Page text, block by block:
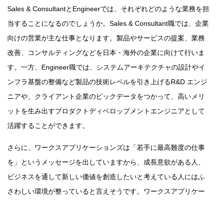
Sales & ConsultantとEngineerでは、それぞれどのような業務を担
当することになるのでしょうか。Sales & Consultant職では、企業
向けの営業が主な仕事となります。製品やサービスの提案、業務
改善、コンサルティングなどを日本・海外の企業に向けて行いま
す。一方、Engineer職では、システムアーキテクチャの設計やイ
ンフラ基盤の整備など製品の技術レベルを引き上げるR&D エンジ
ニアや、クライアント企業のビックデータをつかって、高いメリ
ットを生み出すプロダクトディベロップメントエンジニアとして
活躍することができます。
さらに、ワークスアプリケーションズは「若手に最高難度の仕事
を」というメッセージを出していますから、成長意欲がある人、
ビジネスを通して新しい価値を創造したいと考えている人にはふ
さわしい環境が整っていると言えそうです。ワークスアプリケー